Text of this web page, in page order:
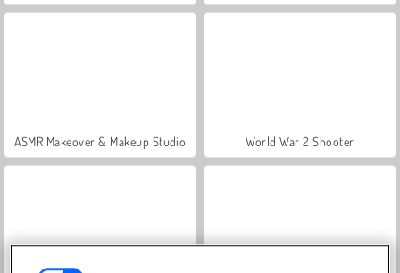
ASMR Makeover & Makeup Studio World War 2 Shooter